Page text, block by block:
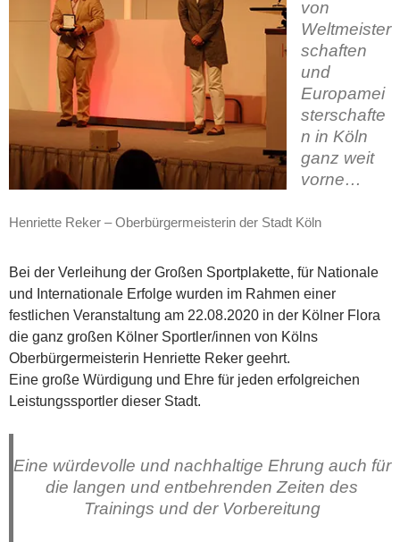
von
Weltmeister
schaften
und
Europamei
sterschafte
n in Köln
ganz weit
vorne…
Henriette Reker – Oberbürgermeisterin der Stadt Köln
Bei der Verleihung der Großen Sportplakette, für Nationale
und Internationale Erfolge wurden im Rahmen einer
festlichen Veranstaltung am 22.08.2020 in der Kölner Flora
die ganz großen Kölner Sportler/innen von Kölns
Oberbürgermeisterin Henriette Reker geehrt.
Eine große Würdigung und Ehre für jeden erfolgreichen
Leistungssportler dieser Stadt.
Eine würdevolle und nachhaltige Ehrung auch für
die langen und entbehrenden Zeiten des
Trainings und der Vorbereitung